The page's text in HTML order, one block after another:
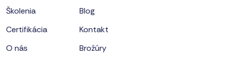
Školenia
Certifikácia
O nás
Blog
Kontakt
Brožúry